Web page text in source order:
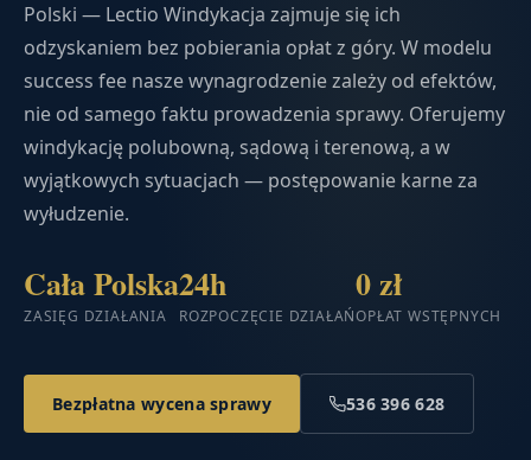
Polski — Lectio Windykacja zajmuje się ich
odzyskaniem bez pobierania opłat z góry. W modelu
success fee nasze wynagrodzenie zależy od efektów,
nie od samego faktu prowadzenia sprawy. Oferujemy
windykację polubowną, sądową i terenową, a w
wyjątkowych sytuacjach — postępowanie karne za
wyłudzenie.
Cała Polska
ZASIĘG DZIAŁANIA
24h
ROZPOCZĘCIE DZIAŁAŃ
0 zł
OPŁAT WSTĘPNYCH
Bezpłatna wycena sprawy 536 396 628